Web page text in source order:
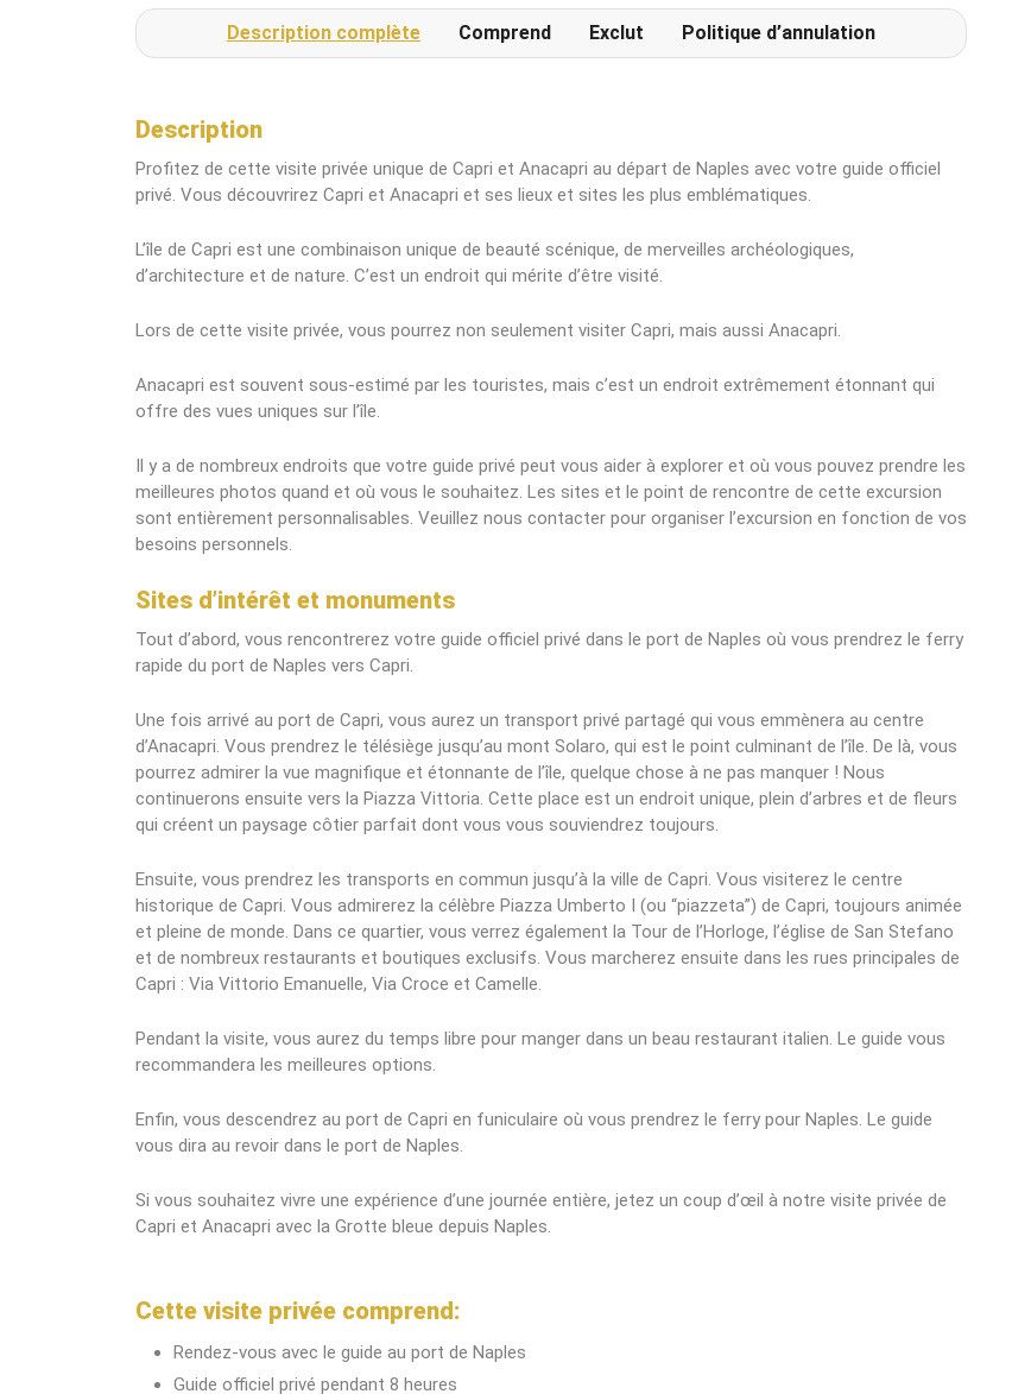
Description complète Comprend Exclut Politique d’annulation
Description
Profitez de cette visite privée unique de Capri et Anacapri au départ de Naples avec votre guide officiel
privé. Vous découvrirez Capri et Anacapri et ses lieux et sites les plus emblématiques.
L’île de Capri est une combinaison unique de beauté scénique, de merveilles archéologiques,
d’architecture et de nature. C’est un endroit qui mérite d’être visité.
Lors de cette visite privée, vous pourrez non seulement visiter Capri, mais aussi Anacapri.
Anacapri est souvent sous-estimé par les touristes, mais c’est un endroit extrêmement étonnant qui
offre des vues uniques sur l’île.
Il y a de nombreux endroits que votre guide privé peut vous aider à explorer et où vous pouvez prendre les
meilleures photos quand et où vous le souhaitez. Les sites et le point de rencontre de cette excursion
sont entièrement personnalisables. Veuillez nous contacter pour organiser l’excursion en fonction de vos
besoins personnels.
Sites d’intérêt et monuments
Tout d’abord, vous rencontrerez votre guide officiel privé dans le port de Naples où vous prendrez le ferry
rapide du port de Naples vers Capri.
Une fois arrivé au port de Capri, vous aurez un transport privé partagé qui vous emmènera au centre
d’Anacapri. Vous prendrez le télésiège jusqu’au mont Solaro, qui est le point culminant de l’île. De là, vous
pourrez admirer la vue magnifique et étonnante de l’île, quelque chose à ne pas manquer ! Nous
continuerons ensuite vers la Piazza Vittoria. Cette place est un endroit unique, plein d’arbres et de fleurs
qui créent un paysage côtier parfait dont vous vous souviendrez toujours.
Ensuite, vous prendrez les transports en commun jusqu’à la ville de Capri. Vous visiterez le centre
historique de Capri. Vous admirerez la célèbre Piazza Umberto I (ou “piazzeta”) de Capri, toujours animée
et pleine de monde. Dans ce quartier, vous verrez également la Tour de l’Horloge, l’église de San Stefano
et de nombreux restaurants et boutiques exclusifs. Vous marcherez ensuite dans les rues principales de
Capri : Via Vittorio Emanuelle, Via Croce et Camelle.
Pendant la visite, vous aurez du temps libre pour manger dans un beau restaurant italien. Le guide vous
recommandera les meilleures options.
Enfin, vous descendrez au port de Capri en funiculaire où vous prendrez le ferry pour Naples. Le guide
vous dira au revoir dans le port de Naples.
Si vous souhaitez vivre une expérience d’une journée entière, jetez un coup d’œil à notre visite privée de
Capri et Anacapri avec la Grotte bleue depuis Naples.
Cette visite privée comprend:
Rendez-vous avec le guide au port de Naples
Guide officiel privé pendant 8 heures